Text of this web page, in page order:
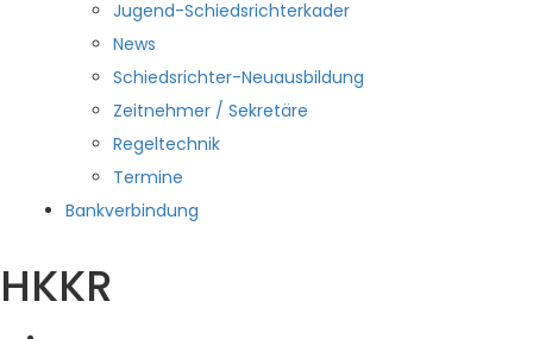
Jugend-Schiedsrichterkader
News
Schiedsrichter-Neuausbildung
Zeitnehmer / Sekretäre
Regeltechnik
Termine
Bankverbindung
HKKR